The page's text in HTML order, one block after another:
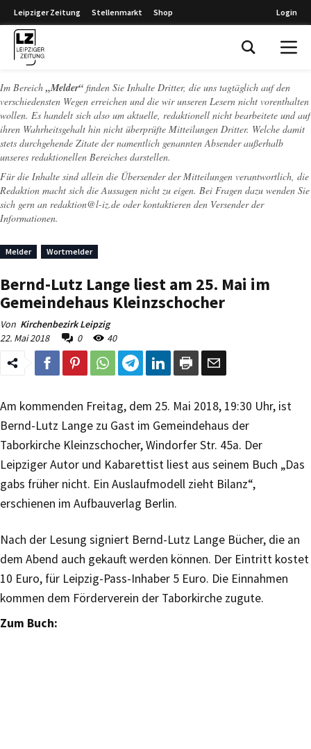
Leipziger Zeitung Stellenmarkt Shop Login
Im Bereich „Melder“ finden Sie Inhalte Dritter, die uns tagtäglich auf den
verschiedensten Wegen erreichen und die wir unseren Lesern nicht vorenthalten
wollen. Es handelt sich also um aktuelle, redaktionell nicht bearbeitete und auf
ihren Wahrheitsgehalt hin nicht überprüfte Mitteilungen Dritter. Welche damit
stets durchgehende Zitate der namentlich genannten Absender außerhalb
unseres redaktionellen Bereiches darstellen.
Für die Inhalte sind allein die Übersender der Mitteilungen verantwortlich, die
Redaktion macht sich die Aussagen nicht zu eigen. Bei Fragen dazu wenden Sie
sich gern an redaktion@l-iz.de oder kontaktieren den Versender der
Informationen.
Melder Wortmelder
Bernd-Lutz Lange liest am 25. Mai im
Gemeindehaus Kleinzschocher
Von Kirchenbezirk Leipzig
22. Mai 2018
0 40
Am kommenden Freitag, dem 25. Mai 2018, 19:30 Uhr, ist
Bernd-Lutz Lange zu Gast im Gemeindehaus der
Taborkirche Kleinzschocher, Windorfer Str. 45a. Der
Leipziger Autor und Kabarettist liest aus seinem Buch „Das
gabs früher nicht. Ein Auslaufmodell zieht Bilanz“,
erschienen im Aufbauverlag Berlin.
Nach der Lesung signiert Bernd-Lutz Lange Bücher, die an
dem Abend auch gekauft werden können. Der Eintritt kostet
10 Euro, für Leipzig-Pass-Inhaber 5 Euro. Die Einnahmen
kommen dem Förderverein der Taborkirche zugute.
Zum Buch: